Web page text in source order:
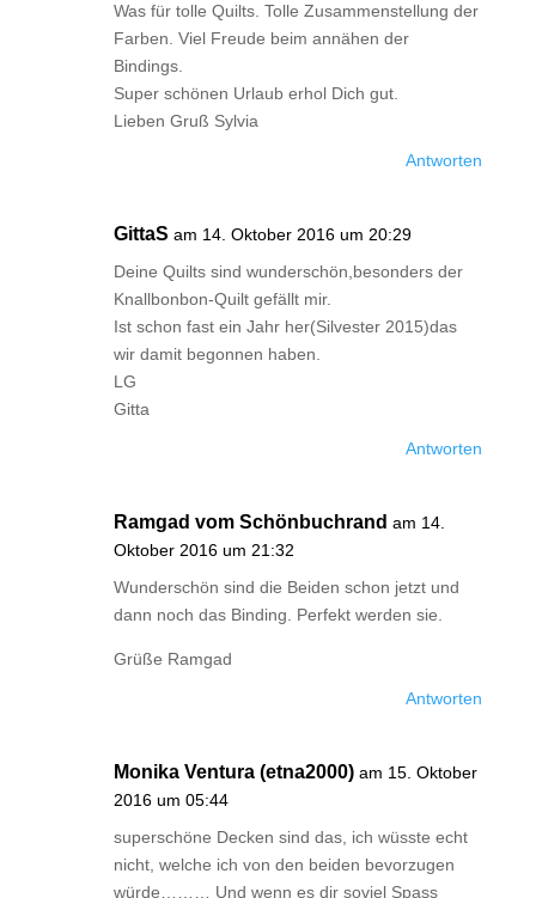
Was für tolle Quilts. Tolle Zusammenstellung der
Farben. Viel Freude beim annähen der
Bindings.
Super schönen Urlaub erhol Dich gut.
Lieben Gruß Sylvia
Antworten
GittaS am 14. Oktober 2016 um 20:29
Deine Quilts sind wunderschön,besonders der
Knallbonbon-Quilt gefällt mir.
Ist schon fast ein Jahr her(Silvester 2015)das
wir damit begonnen haben.
LG
Gitta
Antworten
Ramgad vom Schönbuchrand am 14.
Oktober 2016 um 21:32
Wunderschön sind die Beiden schon jetzt und
dann noch das Binding. Perfekt werden sie.
Grüße Ramgad
Antworten
Monika Ventura (etna2000) am 15. Oktober
2016 um 05:44
superschöne Decken sind das, ich wüsste echt
nicht, welche ich von den beiden bevorzugen
würde……… Und wenn es dir soviel Spass